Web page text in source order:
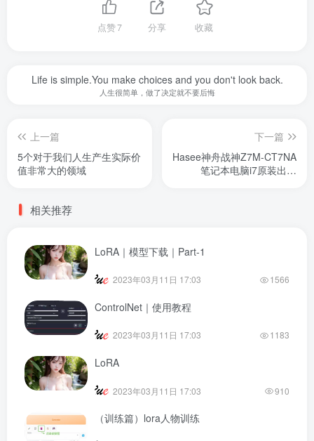
点赞7 分享 收藏
Life is simple.You make choices and you don't look back.
人生很简单，做了决定就不要后悔
上一篇
5个对于我们人生产生实际价
值非常大的领域
下一篇
Hasee神舟战神Z7M-CT7NA
笔记本电脑i7原装出厂
相关推荐
LoRA｜模型下载｜Part-1
2023年03月11日 17:03 1566
ControlNet｜使用教程
2023年03月11日 17:03 1183
LoRA
2023年03月11日 17:03 910
（训练篇）lora人物训练